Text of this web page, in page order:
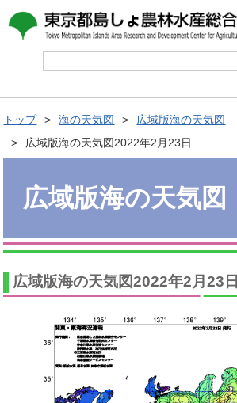
トップ 海の天気図
広域版海の天気図
広域版海の天気図2022年2月23日
広域版海の天気図
広域版海の天気図2022年2月23日